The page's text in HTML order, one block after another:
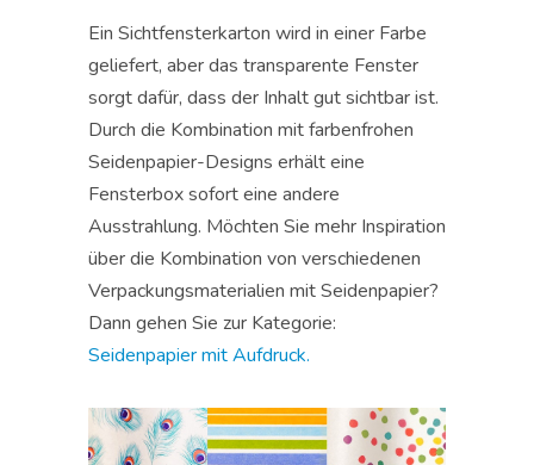
Ein Sichtfensterkarton wird in einer Farbe
geliefert, aber das transparente Fenster
sorgt dafür, dass der Inhalt gut sichtbar ist.
Durch die Kombination mit farbenfrohen
Seidenpapier-Designs erhält eine
Fensterbox sofort eine andere
Ausstrahlung. Möchten Sie mehr Inspiration
über die Kombination von verschiedenen
Verpackungsmaterialien mit Seidenpapier?
Dann gehen Sie zur Kategorie:
Seidenpapier mit Aufdruck.